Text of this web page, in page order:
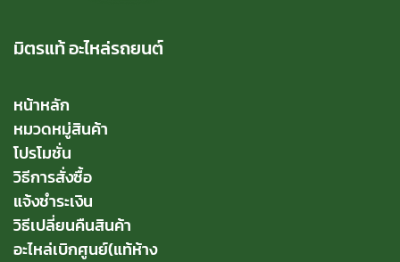
มิตรแท้ อะไหล่รถยนต์
หน้าหลัก
หมวดหมู่สินค้า
โปรโมชั่น
วิธีการสั่งซื้อ
แจ้งชำระเงิน
วิธีเปลี่ยนคืนสินค้า
อะไหล่เบิกศูนย์(แท้ห้าง